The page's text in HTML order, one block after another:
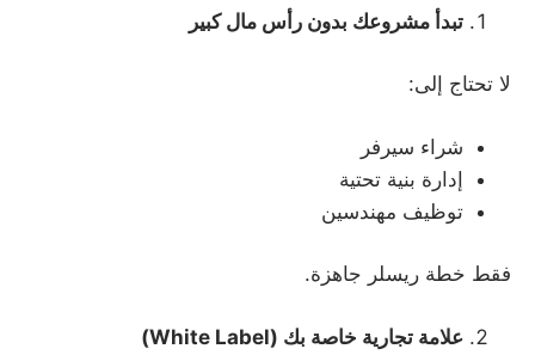
تبدأ مشروعك بدون رأس مال كبير
لا تحتاج إلى:
شراء سيرفر
إدارة بنية تحتية
توظيف مهندسين
فقط خطة ريسلر جاهزة.
علامة تجارية خاصة بك (White Label)